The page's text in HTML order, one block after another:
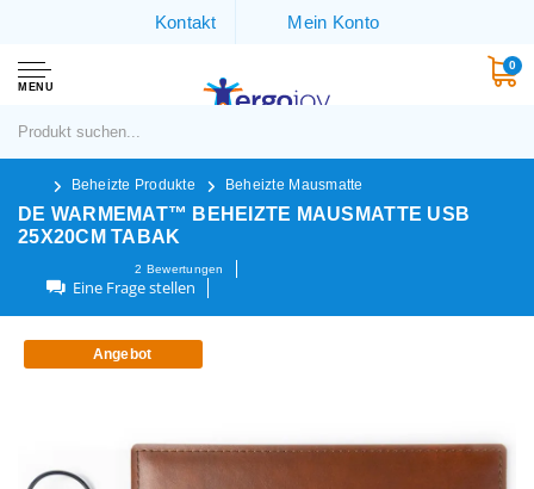
Kontakt Mein Konto
MENU
0
Beheizte Produkte Beheizte Mausmatte
DE WARMEMAT™ BEHEIZTE MAUSMATTE USB
25X20CM TABAK
2 Bewertungen
Eine Frage stellen
Angebot